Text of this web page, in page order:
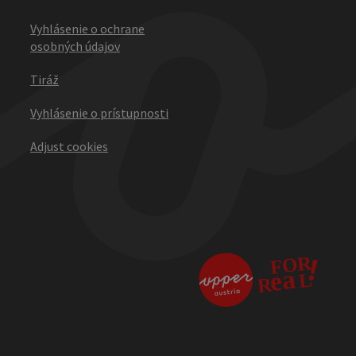
Vyhlásenie o ochrane
osobných údajov
Tiráž
Vyhlásenie o prístupnosti
Adjust cookies